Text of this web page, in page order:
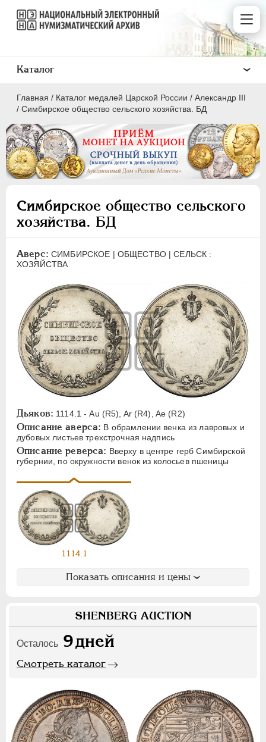
Главная / Каталог медалей Царской России / Александр III
/ Симбирское общество сельского хозяйства. БД
Симбирское общество сельского
хозяйства. БД
Аверс: СИМБИРСКОЕ | ОБЩЕСТВО | СЕЛЬСК :
ХОЗЯЙСТВА
Дьяков: 1114.1 - Au (R5), Ar (R4), Ae (R2)
Описание аверса: В обрамлении венка из лавровых и
дубовых листьев трехстрочная надпись
Описание реверса: Вверху в центре герб Симбирской
губернии, по окружности венок из колосьев пшеницы
1114.1
Показать описания и цены
SHENBERG AUCTION
Осталось 9дней
Смотреть каталог
Каталог
ВСЕ
ЕКАТЕРИНА I 1725-1727
ПЕТР II 1727-1729
ИОАНН АНТОНОВИЧ 1740-1741
ПЕТР III 1762-1762
ЕКАТЕРИНА II 1762-1796
ПАВЕЛ I 1796-1801
АЛЕКСАНДР I 1801-1825
НИКОЛАЙ I 1826-1855
АЛЕКСАНДР II 1855-1881
АЛЕКСАНДР III 1881-1894
Латинская надпись
A C E F H I J
R S T V W X Z
Русская надпись
А Б В Г Д
Л
М Н О П
Х Э
НИКОЛАЙ II 1894-1917
СЕРИИ МЕДАЛЕЙ 1600-1881